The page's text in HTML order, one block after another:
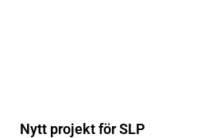
Nytt projekt för SLP